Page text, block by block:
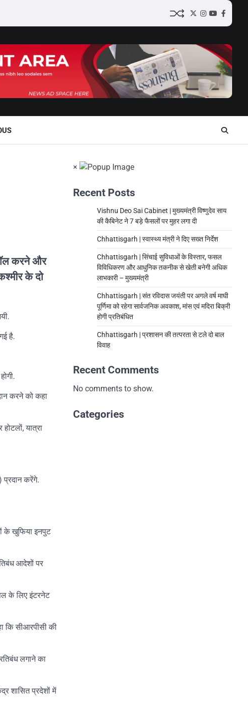
TwitterInstagram
YouTube
करने और
के दो
है.
करने को कहा
यात्रा
प्रदान करेंगे.
के खुफिया इनपुट
आदेशों पर
के लिए इंटरनेट
कि सीआरपीसी की
लगाने का
शासित प्रदेशों में
×
Recent Posts
Vishnu Deo Sai Cabinet | मुख्यमंत्री विष्णुदेव साय
की कैबिनेट ने 7 बड़े फैसलों पर मुहर लगा दी
Chhattisgarh | स्वास्थ्य मंत्री ने दिए सख्त निर्देश
Chhattisgarh | सिंचाई सुविधाओं के विस्तार, फसल
विविधिकरण और आधुनिक तकनीक से खेती बनेगी अधिक
लाभकारी – मुख्यमंत्री
Chhattisgarh | संत रविदास जयंती पर अगले वर्ष माघी
पूर्णिमा को रहेगा सार्वजनिक अवकाश, मांस एवं मदिरा बिक्री
होगी प्रतिबंधित
Chhattisgarh | प्रशासन की तत्परता से टले दो बाल
विवाह
Recent Comments
No comments to show.
Categories